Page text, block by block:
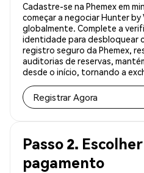
Cadastre-se na Phemex em
começar a negociar Hunter by
globalmente. Complete a
identidade para desbloquear
registro seguro da Phemex,
auditorias de reservas,
desde o início, tornando a
Registrar Agora
Passo 2.
pagamento